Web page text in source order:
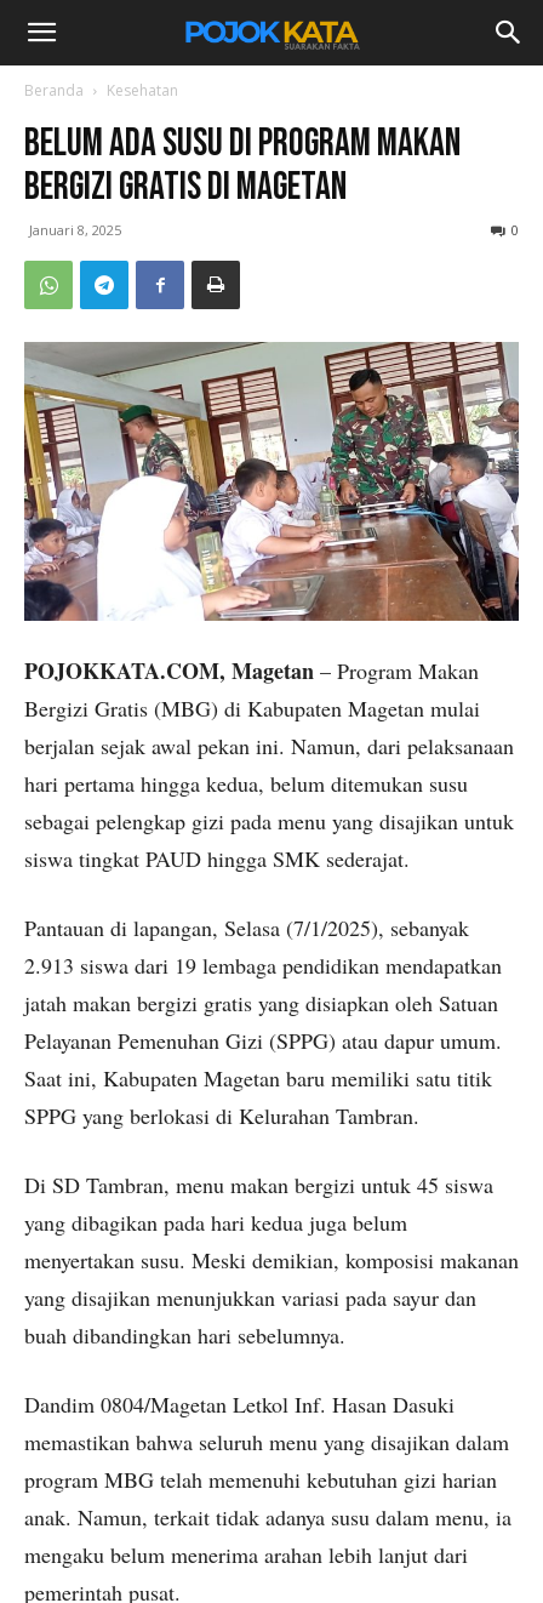
Beranda Kesehatan
Belum Ada Susu di Program Makan
Bergizi Gratis di Magetan
Januari 8, 2025 0
POJOKKATA.COM, Magetan – Program Makan
Bergizi Gratis (MBG) di Kabupaten Magetan mulai
berjalan sejak awal pekan ini. Namun, dari pelaksanaan
hari pertama hingga kedua, belum ditemukan susu
sebagai pelengkap gizi pada menu yang disajikan untuk
siswa tingkat PAUD hingga SMK sederajat.
Pantauan di lapangan, Selasa (7/1/2025), sebanyak
2.913 siswa dari 19 lembaga pendidikan mendapatkan
jatah makan bergizi gratis yang disiapkan oleh Satuan
Pelayanan Pemenuhan Gizi (SPPG) atau dapur umum.
Saat ini, Kabupaten Magetan baru memiliki satu titik
SPPG yang berlokasi di Kelurahan Tambran.
Di SD Tambran, menu makan bergizi untuk 45 siswa
yang dibagikan pada hari kedua juga belum
menyertakan susu. Meski demikian, komposisi makanan
yang disajikan menunjukkan variasi pada sayur dan
buah dibandingkan hari sebelumnya.
Dandim 0804/Magetan Letkol Inf. Hasan Dasuki
memastikan bahwa seluruh menu yang disajikan dalam
program MBG telah memenuhi kebutuhan gizi harian
anak. Namun, terkait tidak adanya susu dalam menu, ia
mengaku belum menerima arahan lebih lanjut dari
pemerintah pusat.